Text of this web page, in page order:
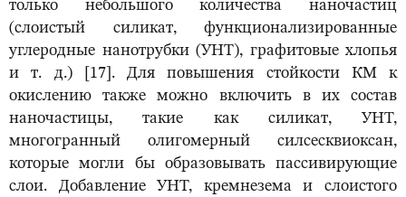
только небольшого количества наночастиц
(слоистый силикат, функционализированные
углеродные нанотрубки (УНТ), графитовые хлопья
и т. д.) [17]. Для повышения стойкости КМ к
окислению также можно включить в их состав
наночастицы, такие как силикат, УНТ,
многогранный олигомерный силсесквиоксан,
которые могли бы образовывать пассивирующие
слои. Добавление УНТ, кремнезема и слоистого